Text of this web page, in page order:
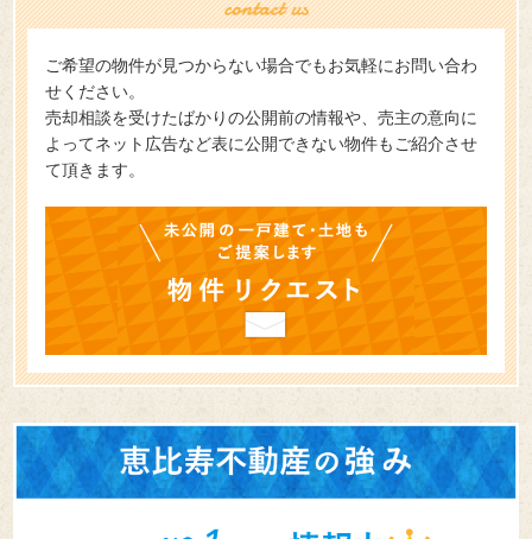
ご希望の物件が見つからない場合でもお気軽にお問い合わ
せください。
売却相談を受けたばかりの公開前の情報や、売主の意向に
よってネット広告など表に公開できない物件もご紹介させ
て頂きます。